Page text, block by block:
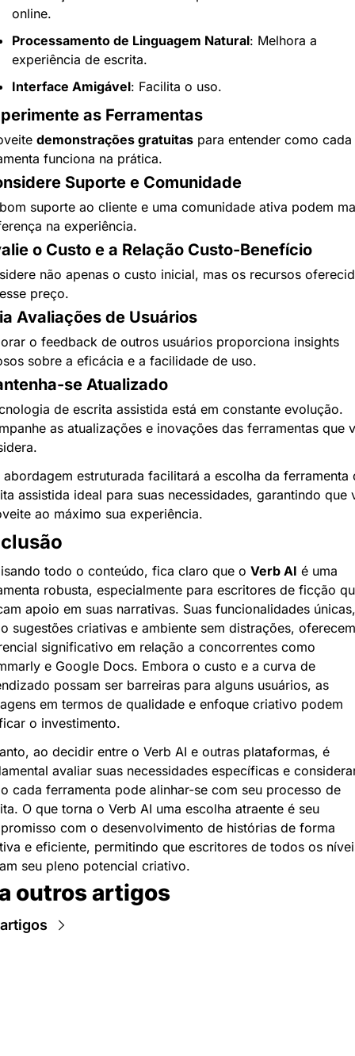
online.
Processamento de Linguagem Natural: Melhora a
experiência de escrita.
Interface Amigável: Facilita o uso.
as Ferramentas
demonstrações gratuitas para entender como cada
funciona na prática.
Suporte e Comunidade
suporte ao cliente e uma comunidade ativa podem
na experiência.
o Custo e a Relação Custo-Benefício
não apenas o custo inicial, mas os recursos
preço.
Avaliações de Usuários
o feedback de outros usuários proporciona insights
sobre a eficácia e a facilidade de uso.
se Atualizado
de escrita assistida está em constante evolução.
as atualizações e inovações das ferramentas que
abordagem estruturada facilitará a escolha da ferramenta
assistida ideal para suas necessidades, garantindo que
ao máximo sua experiência.
todo o conteúdo, fica claro que o Verb AI é uma
robusta, especialmente para escritores de ficção
apoio em suas narrativas. Suas funcionalidades únicas,
sugestões criativas e ambiente sem distrações,
significativo em relação a concorrentes como
e Google Docs. Embora o custo e a curva de
possam ser barreiras para alguns usuários, as
em termos de qualidade e enfoque criativo podem
o investimento.
ao decidir entre o Verb AI e outras plataformas, é
avaliar suas necessidades específicas e
cada ferramenta pode alinhar-se com seu processo de
O que torna o Verb AI uma escolha atraente é seu
com o desenvolvimento de histórias de forma
e eficiente, permitindo que escritores de todos os
seu pleno potencial criativo.
outros artigos